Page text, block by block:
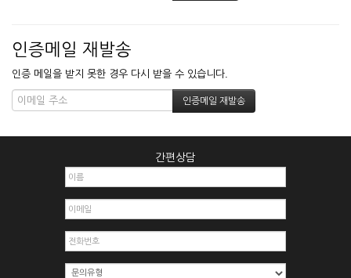
인증메일 재발송
인증 메일을 받지 못한 경우 다시 받을 수 있습니다.
간편상담